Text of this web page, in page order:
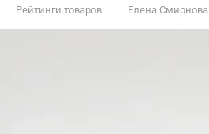
Рейтинги товаров Елена Смирнова